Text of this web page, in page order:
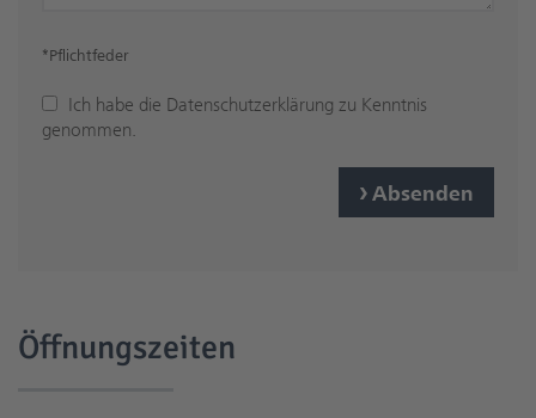
*Pflichtfeder
Ich habe die Datenschutzerklärung zu Kenntnis
genommen.
Absenden
Öffnungszeiten